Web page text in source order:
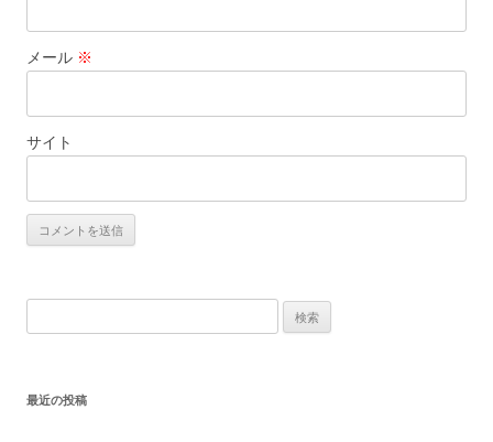
メール ※
サイト
索:
最近の投稿